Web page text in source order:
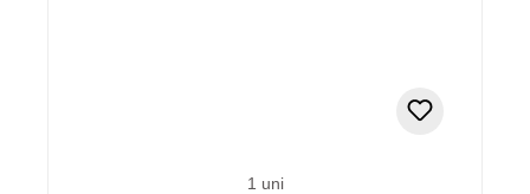
1 uni